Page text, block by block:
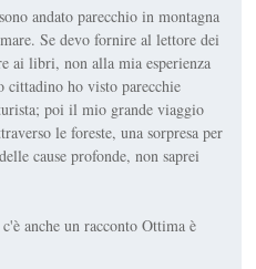
andato parecchio in montagna
Se devo fornire al lettore dei
ai libri, non alla mia esperienza
cittadino ho visto parecchie
poi il mio grande viaggio
le foreste, una sorpresa per
cause profonde, non saprei
anche un racconto Ottima è